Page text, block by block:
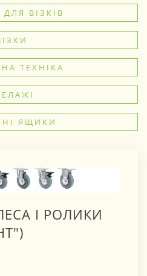
ВІЗКІВ
ТЕХНІКА
ЯЩИКИ
І РОЛИКИ